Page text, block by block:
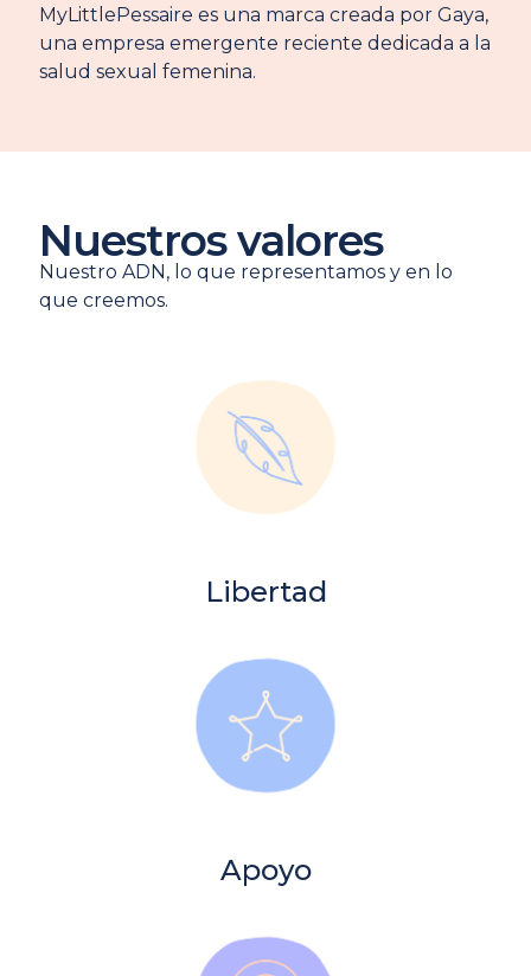
MyLittlePessaire es una marca creada por Gaya,
una empresa emergente reciente dedicada a la
salud sexual femenina.
Nuestros valores
Nuestro ADN, lo que representamos y en lo
que creemos.
Libertad
Apoyo